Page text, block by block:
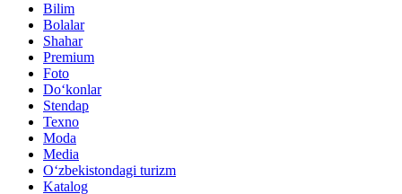
Bilim
Bolalar
Shahar
Premium
Foto
Do‘konlar
Stendap
Texno
Moda
Media
O‘zbekistondagi turizm
Katalog